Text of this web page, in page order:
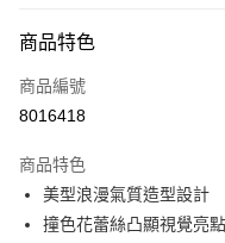
信用卡一次付款
超商取貨付款
Apple Pay
街口支付
商品特色
商品編號
8016418
商品特色
美型浪漫氣質造型設計
撞色花蕾絲凸顯視覺亮點